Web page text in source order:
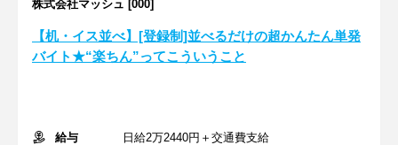
株式会社マッシュ [000]
【机・イス並べ】[登録制]並べるだけの超かんたん単発
バイト★“楽ちん”ってこういうこと
給与
日給2万2440円＋交通費支給